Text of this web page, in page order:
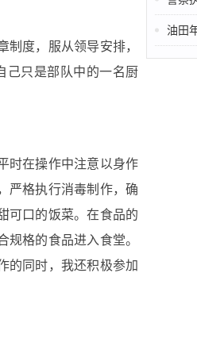
度，服从领导安排，
己只是部队中的一名厨
时在操作中注意以身作
严格执行消毒制作，确
可口的饭菜。在食品的
格的食品进入食堂。
的同时，我还积极参加
油田